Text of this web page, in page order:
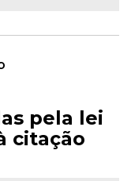
pela lei
citação